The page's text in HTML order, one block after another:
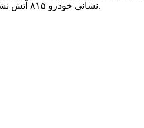
نشانی خودرو ۸۱۵ آتش نشانی نوسازی به تحویل آتش نشانی شد.